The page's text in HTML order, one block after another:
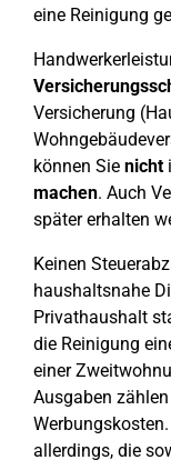
eine Reinigung
Versicherung
können Sie nicht
machen. Auch
später erhalten
Keinen
haushaltsnahe
Privathaushalt
die Reinigung
einer
Ausgaben
allerdings, die